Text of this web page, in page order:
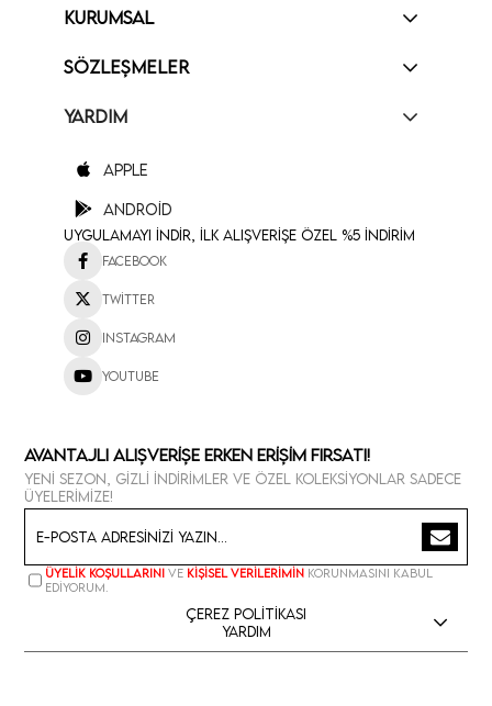
KURUMSAL
SÖZLEŞMELER
YARDIM
Apple
Android
Uygulamayı İndir, İlk Alışverişe Özel %5 İndirim
Facebook
Twitter
Instagram
Youtube
Avantajlı Alışverişe Erken Erişim Fırsatı!
Yeni sezon, gizli indirimler ve özel koleksiyonlar sadece
üyelerimize!
Üyelik koşullarını ve kişisel verilerimin korunmasını kabul
ediyorum.
Çerez Politikası
Yardım